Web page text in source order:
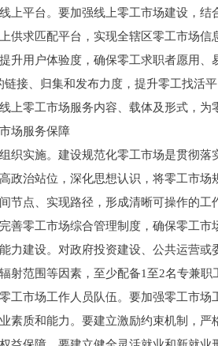
线上平台。要加强线上零工市场建设，
供求匹配平台，实现全辖区零工市场
升用户体验度，确保零工求职者愿用
链接、归集和发布力度，提升零工找活
上零工市场服务内容、载体及形式，为
场服务保障
组织实施。建设规范化零工市场是贯彻
政治站位，深化思想认识，将零工市
节点、实现路径，形成清晰可操作的
善零工市场综合管理制度，确保零工市
能力建设。对政府投资建设、公共运营
射范围等因素，至少配备1至2名专兼
工市场工作人员队伍。要加强零工市
素质和能力。要建立激励约束机制，